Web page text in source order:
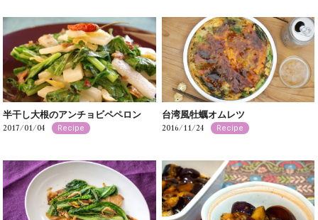
半干し大根のアンチョビペペロン
2017/01/04 Recipe
台湾風牡蠣オムレツ
2016/11/24 Recipe